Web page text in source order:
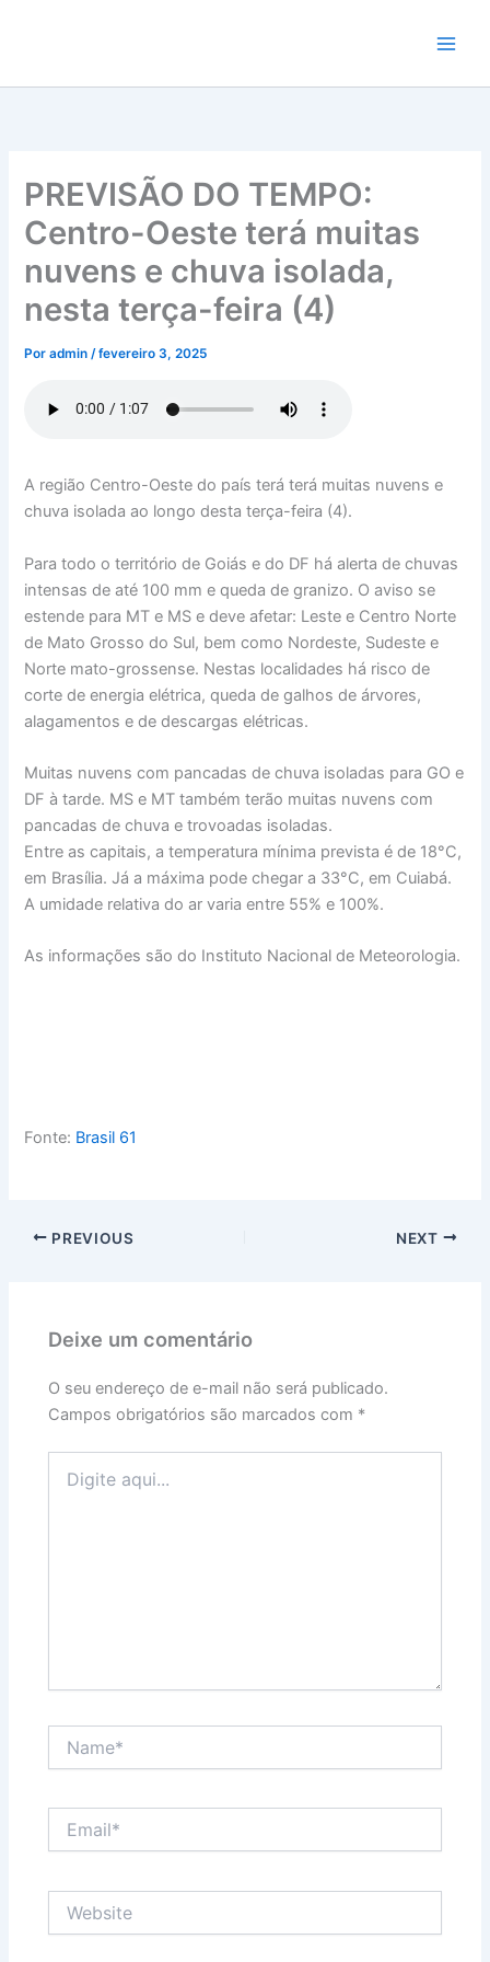
conteúdo
PREVISÃO DO TEMPO:
Centro-Oeste terá muitas
nuvens e chuva isolada,
nesta terça-feira (4)
Poradmin/fevereiro 3, 2025
A região Centro-Oeste do país terá terá muitas nuvens e
chuva isolada ao longo desta terça-feira (4).
Para todo o território de Goiás e do DF há alerta de chuvas
intensas de até 100 mm e queda de granizo. O aviso se
estende para MT e MS e deve afetar: Leste e Centro Norte
de Mato Grosso do Sul, bem como Nordeste, Sudeste e
Norte mato-grossense. Nestas localidades há risco de
corte de energia elétrica, queda de galhos de árvores,
alagamentos e de descargas elétricas.
Muitas nuvens com pancadas de chuva isoladas para GO e
DF à tarde. MS e MT também terão muitas nuvens com
pancadas de chuva e trovoadas isoladas.
Entre as capitais, a temperatura mínima prevista é de 18°C,
em Brasília. Já a máxima pode chegar a 33°C, em Cuiabá.
A umidade relativa do ar varia entre 55% e 100%.
As informações são do Instituto Nacional de Meteorologia.
Fonte: Brasil 61
PREVIOUS NEXT
Deixe um comentário
O seu endereço de e-mail não será publicado.
Campos obrigatórios são marcados com *
aqui...